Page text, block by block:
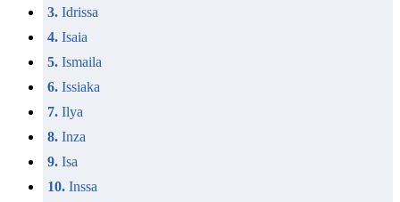
3. Idrissa
4. Isaia
5. Ismaila
6. Issiaka
7. Ilya
8. Inza
9. Isa
10. Inssa